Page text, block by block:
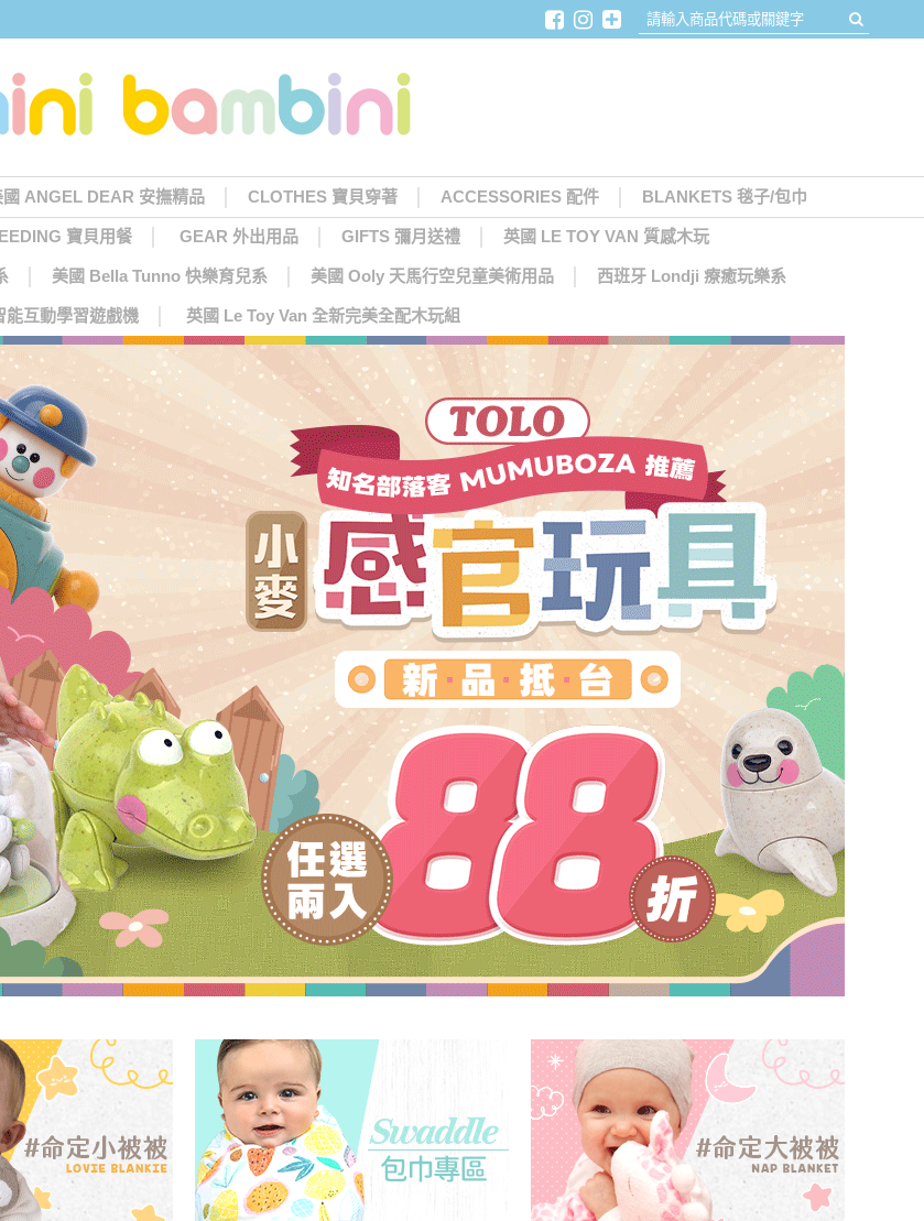
國 ANGEL DEAR 安撫精品 CLOTHES 寶貝穿著 ACCESSORIES 配件 BLANKETS 毯子/包巾
寶貝用餐 GEAR 外出用品 GIFTS 彌月送禮 英國 LE TOY VAN 質感木玩
美國 Bella Tunno 快樂育兒系 美國 Ooly 天馬行空兒童美術用品 西班牙 Londji 療癒玩樂系
互動學習遊戲機 英國 Le Toy Van 全新完美全配木玩組